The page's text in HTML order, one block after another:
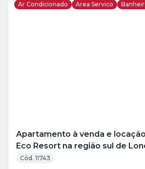
Ar Condicionado Area Servico
Apartamento à venda e
Eco Resort na região sul de
Cód. 11743